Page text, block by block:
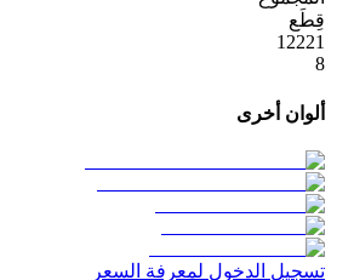
قِطَع
12221
8
ألوان أخرى
تسجيل الدخول لمعرفة السعر